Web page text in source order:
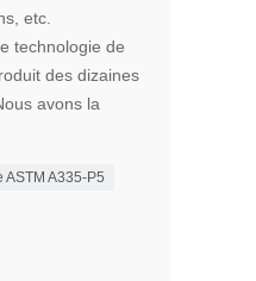
etc.
technologie de
des dizaines
avons la
A335-P5